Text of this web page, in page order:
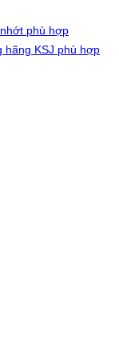
phù hợp
hãng KSJ phù hợp